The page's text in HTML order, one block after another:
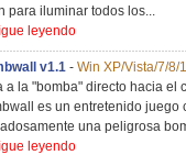
para iluminar todos los...
leyendo
v1.1 - Win XP/Vista/7/8/
a la "bomba" directo hacia el
es un entretenido
una peligrosa
leyendo